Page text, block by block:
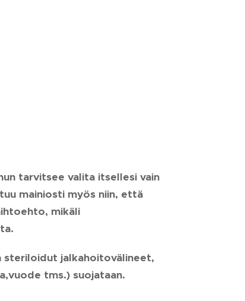
tarvitsee valita itsellesi vain
mainiosti myös niin, että
mikäli
steriloidut jalkahoitovälineet,
tms.) suojataan.